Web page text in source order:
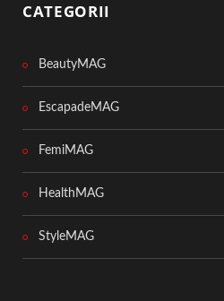
CATEGORII
BeautyMAG
EscapadeMAG
FemiMAG
HealthMAG
StyleMAG